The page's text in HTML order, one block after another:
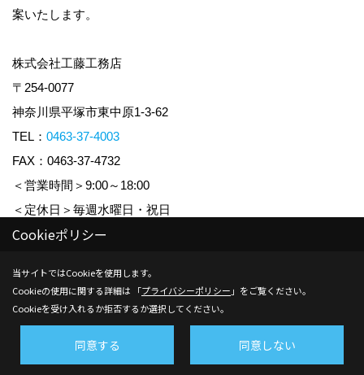
案いたします。
株式会社工藤工務店
〒254-0077
神奈川県平塚市東中原1-3-62
TEL： 0463-37-4003
FAX：0463-37-4732
＜営業時間＞9:00～18:00
＜定休日＞毎週水曜日・祝日
Copyright (c) KUDO KOUMUTEN CO.,LTD. All Rights Reserved.
Produced byゴデスクリエイト
Cookieポリシー
当サイトではCookieを使用します。
Cookieの使用に関する詳細は 「プライバシーポリシー 」をご覧ください。
Cookieを受け入れるか拒否するか選択してください。
同意する 同意しない